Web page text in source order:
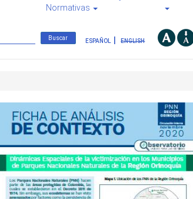
Normativas
ESPAÑOL ENGLISH